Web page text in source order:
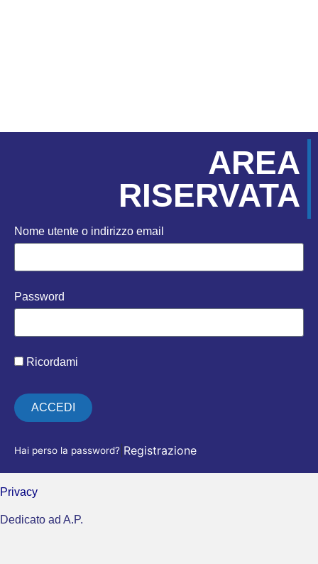
AREA
RISERVATA
Nome utente o indirizzo email
Password
Ricordami
ACCEDI
Hai perso la password? Registrazione
Privacy
Dedicato ad A.P.